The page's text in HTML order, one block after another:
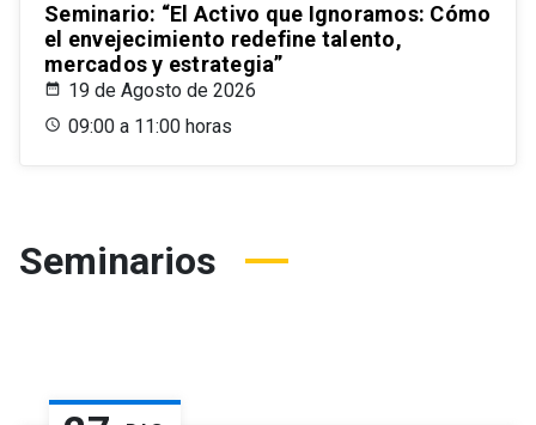
Seminario: “El Activo que Ignoramos: Cómo
el envejecimiento redefine talento,
mercados y estrategia”
19 de Agosto de 2026
09:00 a 11:00 horas
Seminarios